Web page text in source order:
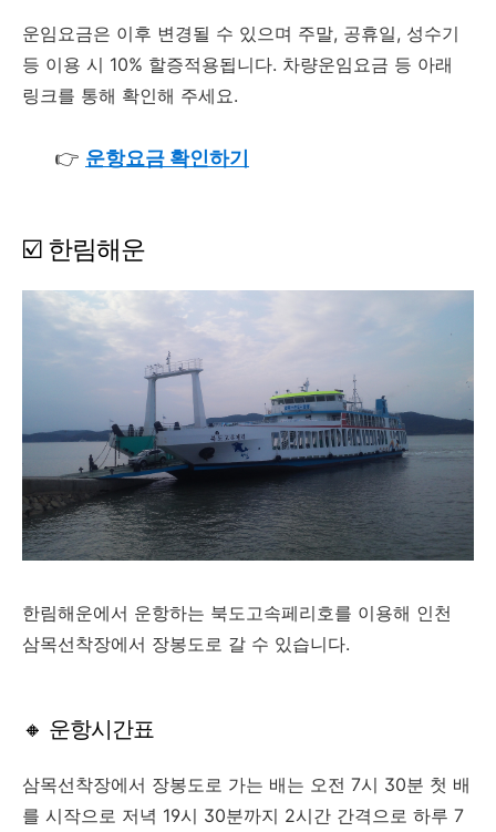
운임요금은 이후 변경될 수 있으며 주말, 공휴일, 성수기
등 이용 시 10% 할증적용됩니다. 차량운임요금 등 아래
링크를 통해 확인해 주세요.
👉 운항요금 확인하기
☑️ 한림해운
한림해운에서 운항하는 북도고속페리호를 이용해 인천
삼목선착장에서 장봉도로 갈 수 있습니다.
🔸 운항시간표
삼목선착장에서 장봉도로 가는 배는 오전 7시 30분 첫 배
를 시작으로 저녁 19시 30분까지 2시간 간격으로 하루 7